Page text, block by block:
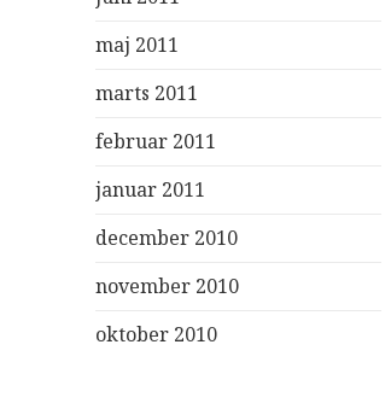
maj 2011
marts 2011
februar 2011
januar 2011
december 2010
november 2010
oktober 2010